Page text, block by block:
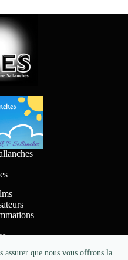
assurer que nous vous offrons la